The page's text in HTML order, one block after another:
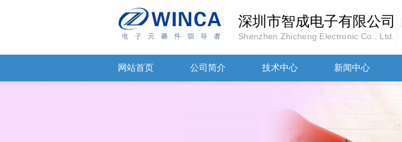
深圳市智成电子有限公司
Shenzhen Zhicheng Electronic Co., Ltd.
网站首页 公司简介 技术中心 新闻中心
TDK-EPCOS热敏电阻 B57351V5103H060